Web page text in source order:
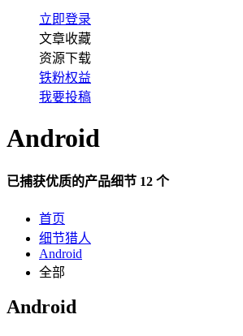
立即登录
文章收藏
资源下载
铁粉权益
我要投稿
Android
已捕获优质的产品细节 12 个
首页
细节猎人
Android
全部
Android